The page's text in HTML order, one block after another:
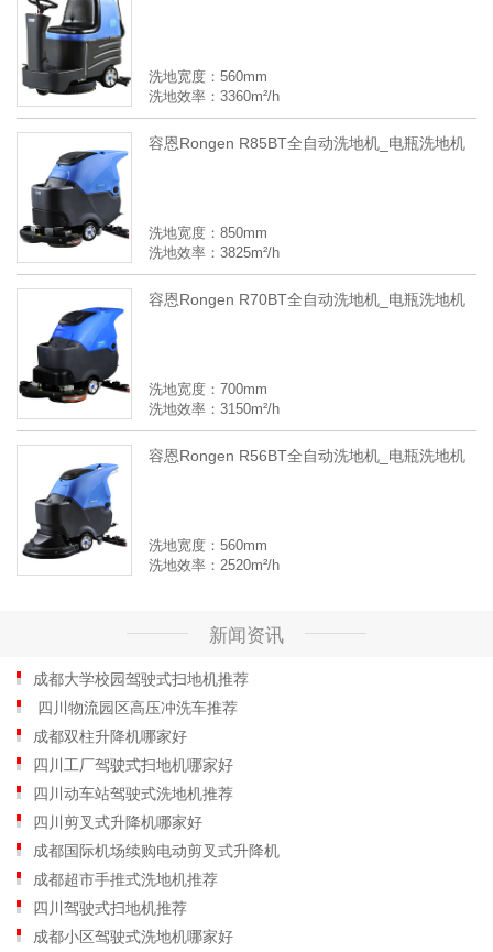
洗地宽度：560mm
洗地效率：3360m²/h
容恩Rongen R85BT全自动洗地机_电瓶洗地机
洗地宽度：850mm
洗地效率：3825m²/h
容恩Rongen R70BT全自动洗地机_电瓶洗地机
洗地宽度：700mm
洗地效率：3150m²/h
容恩Rongen R56BT全自动洗地机_电瓶洗地机
洗地宽度：560mm
洗地效率：2520m²/h
新闻资讯
成都大学校园驾驶式扫地机推荐
四川物流园区高压冲洗车推荐
成都双柱升降机哪家好
四川工厂驾驶式扫地机哪家好
四川动车站驾驶式洗地机推荐
四川剪叉式升降机哪家好
成都国际机场续购电动剪叉式升降机
成都超市手推式洗地机推荐
四川驾驶式扫地机推荐
成都小区驾驶式洗地机哪家好